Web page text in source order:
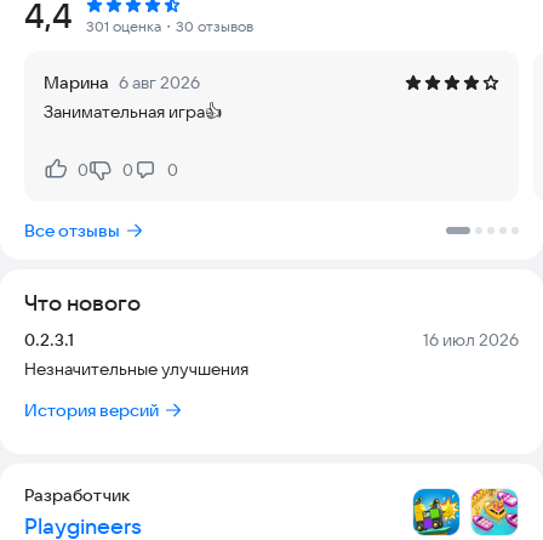
пассажиров и сохраняйте свободные места.
Нажмите на машину — она подъедет к свободному
только в транспорт своего цвета. После заполнения всех
мест автомобиль уезжает. Чтобы победить, рассадите всех
• головоломки с машинами, парковкой и пробками;
• сортировка пассажиров по цветам;
• логические задачи на планирование ходов;
• яркая 3D-графика и управление одним нажатием;
ПОЛЕЗНЫЕ УСИЛИТЕЛИ
Рейтинг:
4,4 301 оценка ・30 отзывов
Марина 6 авг 2026
Занимательная игра👍
Нравится:
0Не нравится:
0 0
Все отзывы
Что нового
Версия:
0.2.3.1 Дата:
16 июл 2026
Незначительные улучшения
История версий
Разработчик
Playgineers